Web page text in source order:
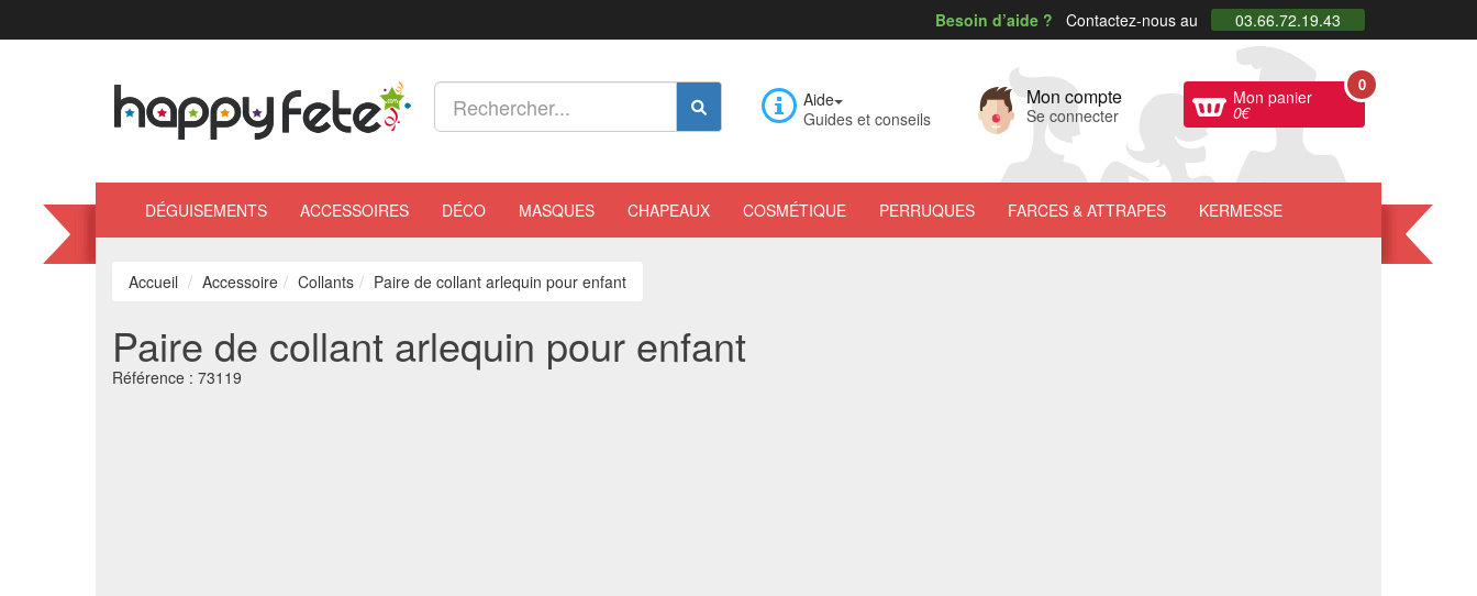
Besoin d’aide ? Contactez-nous au 03.66.72.19.43
Aide
Guides et conseils
Mon compte
Se connecter
Mon panier
0€
0
DÉGUISEMENTS ACCESSOIRES DÉCO MASQUES CHAPEAUX COSMÉTIQUE PERRUQUES FARCES & ATTRAPES KERMESSE
Accueil Accessoire Collants Paire de collant arlequin pour enfant
Paire de collant arlequin pour enfant
Référence : 73119